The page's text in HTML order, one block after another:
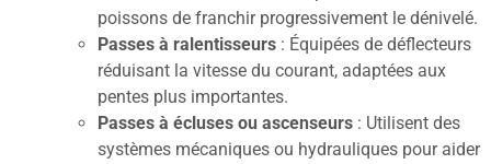
poissons de franchir progressivement le dénivelé.
Passes à ralentisseurs: Équipées de déflecteurs
réduisant la vitesse du courant, adaptées aux
pentes plus importantes.
Passes à écluses ou ascenseurs: Utilisent des
systèmes mécaniques ou hydrauliques pour aider